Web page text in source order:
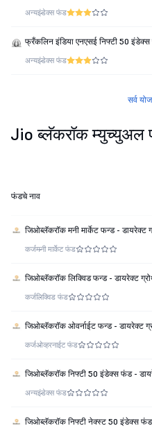
अन्यइंडेक्स फंड
फ्रँकलिन इंडिया एनएसई निफ्टी 50
अन्यइंडेक्स फंड
सर्व
Jio ब्लॅकरॉक
फंडचे नाव
जिओब्लॅकरॉक मनी मार्केट फन्ड - डायरेक्ट
कर्जमनी मार्केट फंड
जिओब्लॅकरॉक लिक्विड फन्ड - डायरेक्ट
कर्जलिक्विड फंड
जिओब्लॅकरॉक ओवर्नाईट फन्ड - डायरेक्ट
कर्जओव्हरनाईट फंड
जिओब्लॅकरॉक निफ्टी 50 इंडेक्स फंड -
अन्यइंडेक्स फंड
जिओब्लॅकरॉक निफ्टी नेक्स्ट 50 इंडेक्स फंड